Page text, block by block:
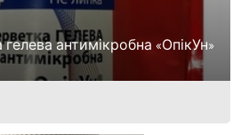
антимікробна «ОпікУн»